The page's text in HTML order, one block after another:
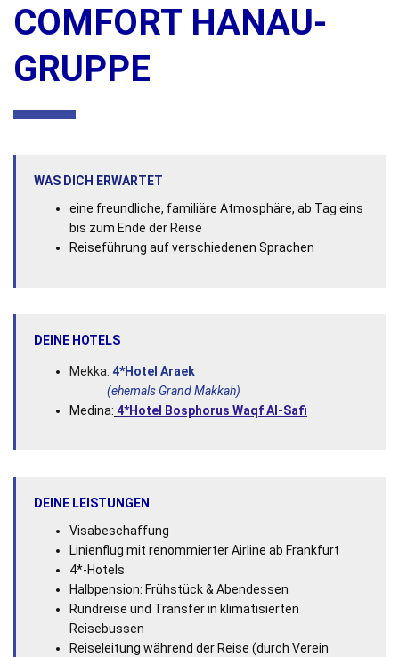
COMFORT HANAU-
GRUPPE
WAS DICH ERWARTET
eine freundliche, familiäre Atmosphäre, ab Tag eins
bis zum Ende der Reise
Reiseführung auf verschiedenen Sprachen
DEINE HOTELS
Mekka: 4*Hotel Araek
(ehemals Grand Makkah)
Medina: 4*Hotel Bosphorus Waqf Al-Safi
DEINE LEISTUNGEN
Visabeschaffung
Linienflug mit renommierter Airline ab Frankfurt
4*-Hotels
Halbpension: Frühstück & Abendessen
Rundreise und Transfer in klimatisierten
Reisebussen
Reiseleitung während der Reise (durch Verein